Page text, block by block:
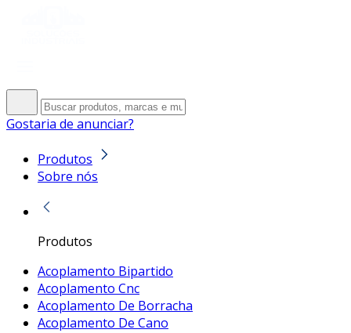
Gostaria de anunciar?
Produtos
Sobre nós
Produtos
Acoplamento Bipartido
Acoplamento Cnc
Acoplamento De Borracha
Acoplamento De Cano